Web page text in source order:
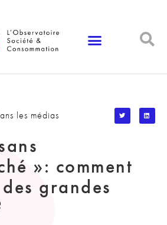
les médias
»: comment
grandes